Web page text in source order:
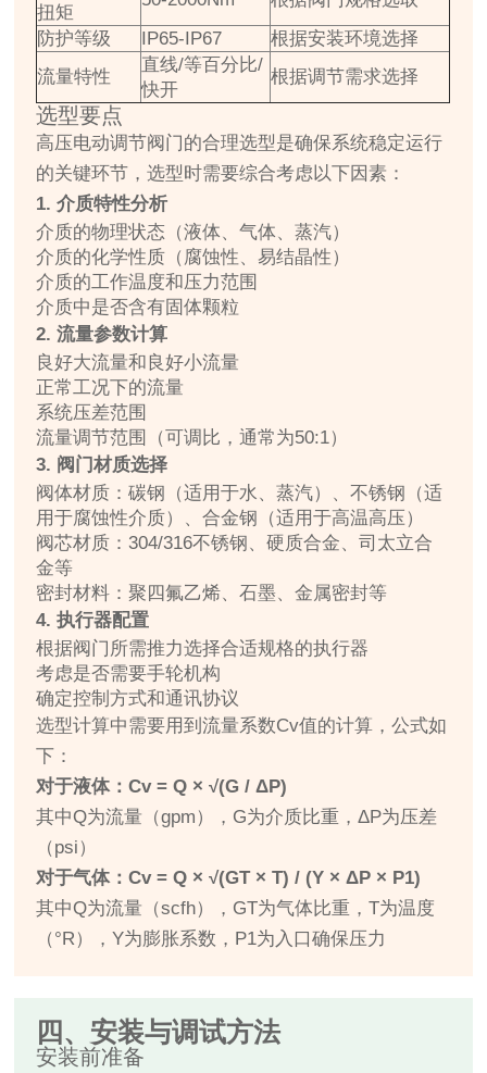
扭矩
防护等级
IP65-IP67
根据安装环境选择
流量特性
直线/等百分比/
快开
根据调节需求选择
选型要点
高压电动调节阀门的合理选型是确保系统稳定运行
的关键环节，选型时需要综合考虑以下因素：
1. 介质特性分析
介质的物理状态（液体、气体、蒸汽）
介质的化学性质（腐蚀性、易结晶性）
介质的工作温度和压力范围
介质中是否含有固体颗粒
2. 流量参数计算
良好大流量和良好小流量
正常工况下的流量
系统压差范围
流量调节范围（可调比，通常为50:1）
3. 阀门材质选择
阀体材质：碳钢（适用于水、蒸汽）、不锈钢（适
用于腐蚀性介质）、合金钢（适用于高温高压）
阀芯材质：304/316不锈钢、硬质合金、司太立合
金等
密封材料：聚四氟乙烯、石墨、金属密封等
4. 执行器配置
根据阀门所需推力选择合适规格的执行器
考虑是否需要手轮机构
确定控制方式和通讯协议
选型计算中需要用到流量系数Cv值的计算，公式如
下：
对于液体：Cv = Q × √(G / ΔP)
其中Q为流量（gpm），G为介质比重，ΔP为压差
（psi）
对于气体：Cv = Q × √(GT × T) / (Y × ΔP × P1)
其中Q为流量（scfh），GT为气体比重，T为温度
（°R），Y为膨胀系数，P1为入口确保压力
四、安装与调试方法
安装前准备